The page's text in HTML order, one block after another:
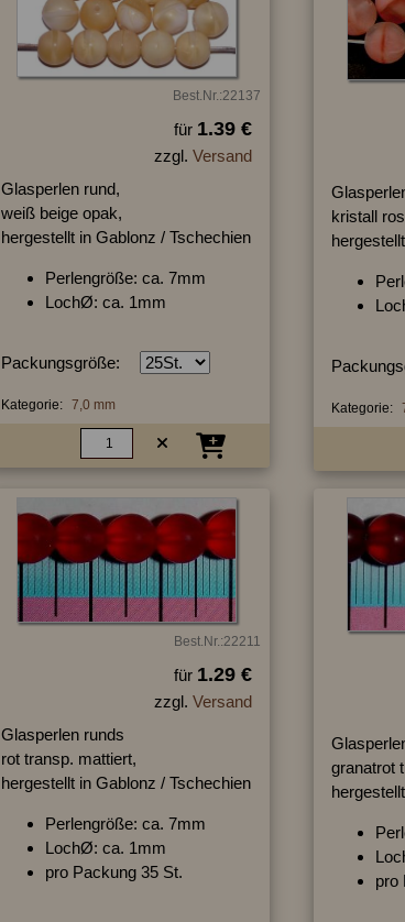
Best.Nr.:22137
für 1.39 €
zzgl. Versand
Glasperlen rund,
weiß beige opak,
hergestellt in Gablonz / Tschechien
Perlengröße: ca. 7mm
LochØ: ca. 1mm
Packungsgröße:
Kategorie: 7,0 mm
kristall
Kategorie:
Best.Nr.:22211
für 1.29 €
zzgl. Versand
Glasperlen runds
rot transp. mattiert,
hergestellt in Gablonz / Tschechien
Perlengröße: ca. 7mm
LochØ: ca. 1mm
pro Packung 35 St.
granatrot
pro